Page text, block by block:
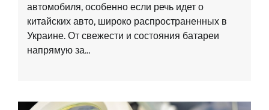
автомобиля, особенно если речь идет о
китайских авто, широко распространенных в
Украине. От свежести и состояния батареи
напрямую за…